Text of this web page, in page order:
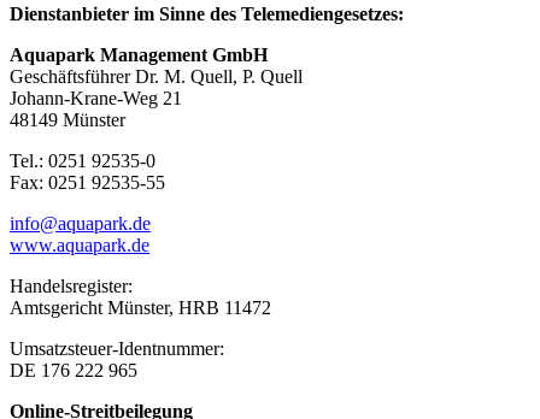
Dienstanbieter im Sinne des Telemediengesetzes:
Aquapark Management GmbH
Geschäftsführer Dr. M. Quell, P. Quell
Johann-Krane-Weg 21
48149 Münster
Tel.: 0251 92535-0
Fax: 0251 92535-55
info@aquapark.de
www.aquapark.de
Handelsregister:
Amtsgericht Münster, HRB 11472
Umsatzsteuer-Identnummer:
DE 176 222 965
Online-Streitbeilegung